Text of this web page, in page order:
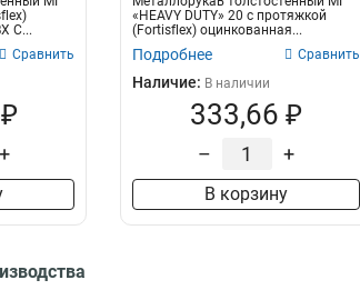
С...
Сравнить
+
«HEAVY DUTY» 20 с протяжкой
(Fortisflex) оцинкованная...
Подробнее Сравнить
Наличие: В наличии
333,66 ₽
– +
В корзину